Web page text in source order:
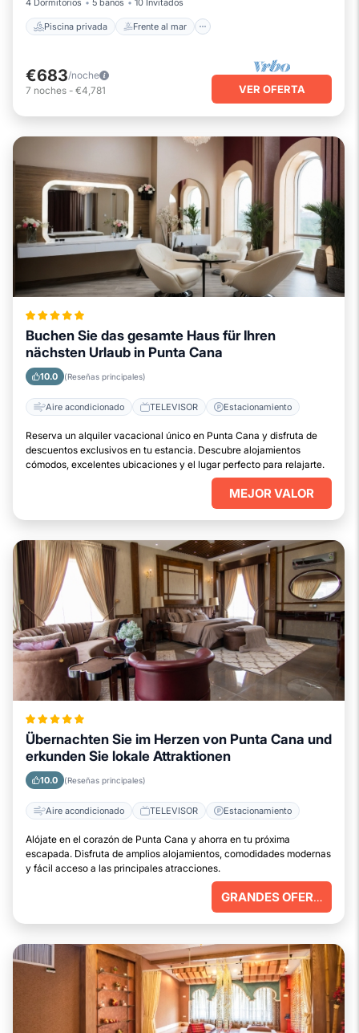
4 Dormitorios 5 baños 10 Invitados
Piscina privada Frente al mar
€683/noche
7 noches - €4,781 VER OFERTA
Buchen Sie das gesamte Haus für Ihren
nächsten Urlaub in Punta Cana
10.0 (Reseñas principales)
Aire acondicionado TELEVISOR Estacionamiento
Reserva un alquiler vacacional único en Punta Cana y disfruta de
descuentos exclusivos en tu estancia. Descubre alojamientos
cómodos, excelentes ubicaciones y el lugar perfecto para relajarte.
MEJOR VALOR
Übernachten Sie im Herzen von Punta Cana und
erkunden Sie lokale Attraktionen
10.0 (Reseñas principales)
Aire acondicionado TELEVISOR Estacionamiento
Alójate en el corazón de Punta Cana y ahorra en tu próxima
escapada. Disfruta de amplios alojamientos, comodidades modernas
y fácil acceso a las principales atracciones.
GRANDES OFERTAS